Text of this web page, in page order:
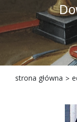
strona główna